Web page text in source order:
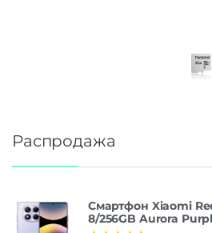
Распродажа
Смартфон Xiaomi
8/256GB Aurora